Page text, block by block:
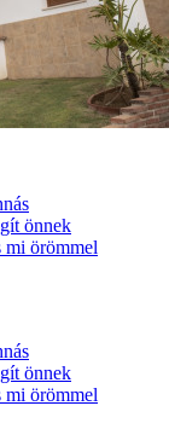
önnek
mi örömmel
önnek
mi örömmel